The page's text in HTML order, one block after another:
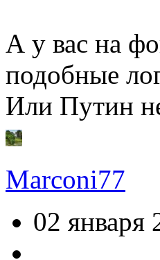
А у вас на
подобные
Или Путин
Marconi77
02 января